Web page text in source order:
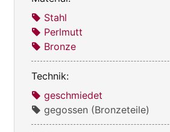
Stahl
Perlmutt
Bronze
Technik:
geschmiedet
gegossen (Bronzeteile)